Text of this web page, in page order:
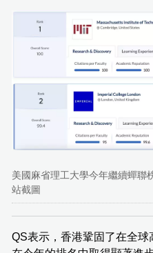
美國麻省理工大學今年繼續蟬聯
站截圖
QS表示，香港鞏固了在全球